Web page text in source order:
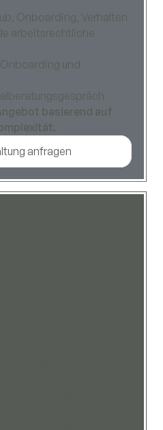
Onboarding, Verhalten
arbeitsrechtliche
und
basierend auf
anfragen